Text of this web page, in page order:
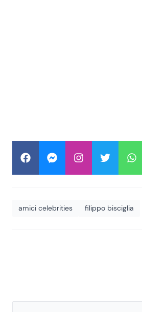
amici celebrities filippo bisciglia